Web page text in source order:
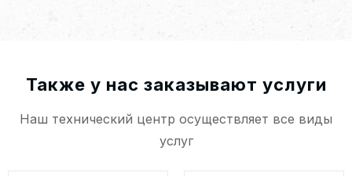
Также у нас заказывают услуги
Наш технический центр осуществляет все виды
услуг